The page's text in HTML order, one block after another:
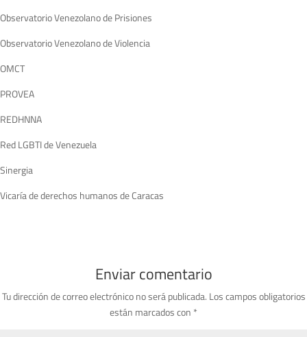
Observatorio Venezolano de Prisiones
Observatorio Venezolano de Violencia
OMCT
PROVEA
REDHNNA
Red LGBTI de Venezuela
Sinergia
Vicaría de derechos humanos de Caracas
Enviar comentario
Tu dirección de correo electrónico no será publicada. Los campos obligatorios
están marcados con *